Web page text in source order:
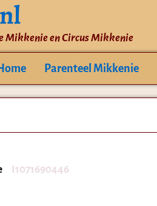
Mikkenie en Circus Mikkenie
Parenteel Mikkenie
I1071690446